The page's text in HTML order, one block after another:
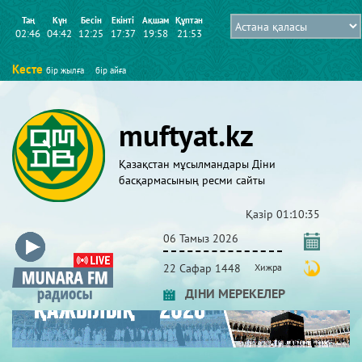
Таң
02:46
Күн
04:42
Бесін
12:25
Екінті
17:37
Ақшам
19:58
Құптан
21:53
Кесте бір жылға бір айға
muftyat.kz
Қазақстан мұсылмандары Діни
басқармасының ресми сайты
Қазір 01:10:36
06 Тамыз 2026
22 Сафар 1448 Хижра
ДІНИ МЕРЕКЕЛЕР